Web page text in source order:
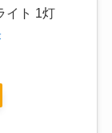
イト 1灯